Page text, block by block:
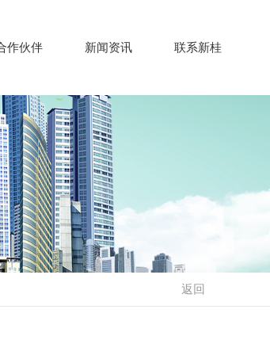
作伙伴 新闻资讯 联系新桂
返回